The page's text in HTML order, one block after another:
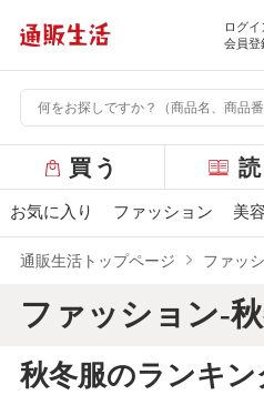
ログイ
会員登
ー
バ
買う
お気に入り ファッション 美
通販生活トップページ ファッ
ファッション-
秋冬服のランキン